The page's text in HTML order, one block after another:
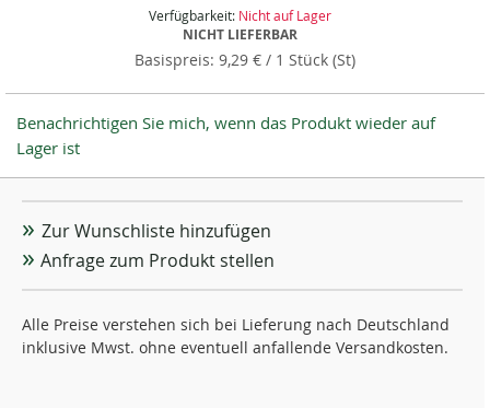
9,29 € / 1 Stück (St)
Verfügbarkeit: Nicht auf Lager
NICHT LIEFERBAR
Benachrichtigen Sie mich, wenn das Produkt wieder auf
Lager ist
Zur Wunschliste hinzufügen
Anfrage zum Produkt stellen
Alle Preise verstehen sich bei Lieferung nach Deutschland
inklusive Mwst. ohne eventuell anfallende Versandkosten.